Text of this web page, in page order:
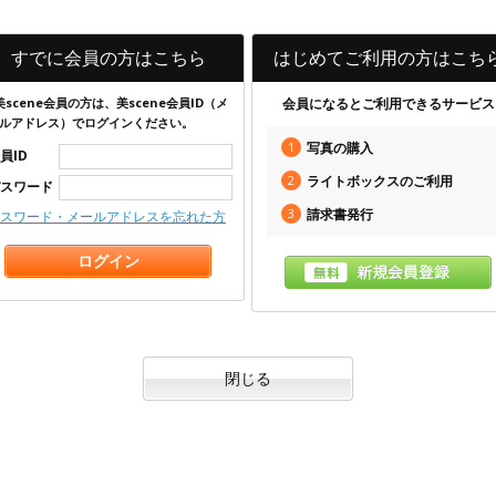
すでに会員の方はこちら
scene会員の方は、美scene会員ID（メ
アドレス）でログインください。
ID
ワード
ワード・メールアドレスを忘れた方
はじめてご利用の方はこち
会員になるとご利用できるサービス
1 写真の購入
2 ライトボックスのご利用
3 請求書発行